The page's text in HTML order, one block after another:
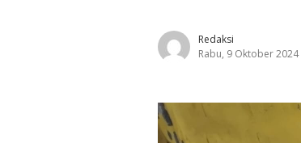
Redaksi
Rabu, 9 Oktober 2024